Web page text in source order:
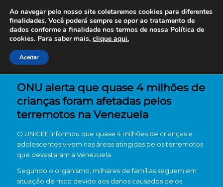
ONU alerta que quase 4 milhões de
crianças foram afetadas pelos
terremotos na Venezuela
O UNICEFinformou que quase 4 milhões de crianças e
adolescentes vivem nas áreas atingidas pelos terremotos
que devastaram a Venezuela
Segundo o organismo, milhares de famílias seguem em
situação de risco devido aos danos causados pelos
Ao navegar pelo nosso site coletaremos cookies para diferentes
finalidades. Você poderá sempre se opor ao tratamento de
dados conforme a finalidade nos termos de nossa Política de
cookies. Para saber mais, clique aqui.
Aceitar